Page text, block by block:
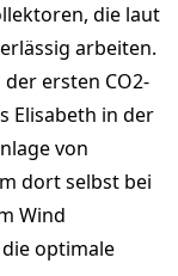
die laut
arbeiten.
ersten CO2-
Elisabeth in der
von
dort selbst bei
Wind
optimale